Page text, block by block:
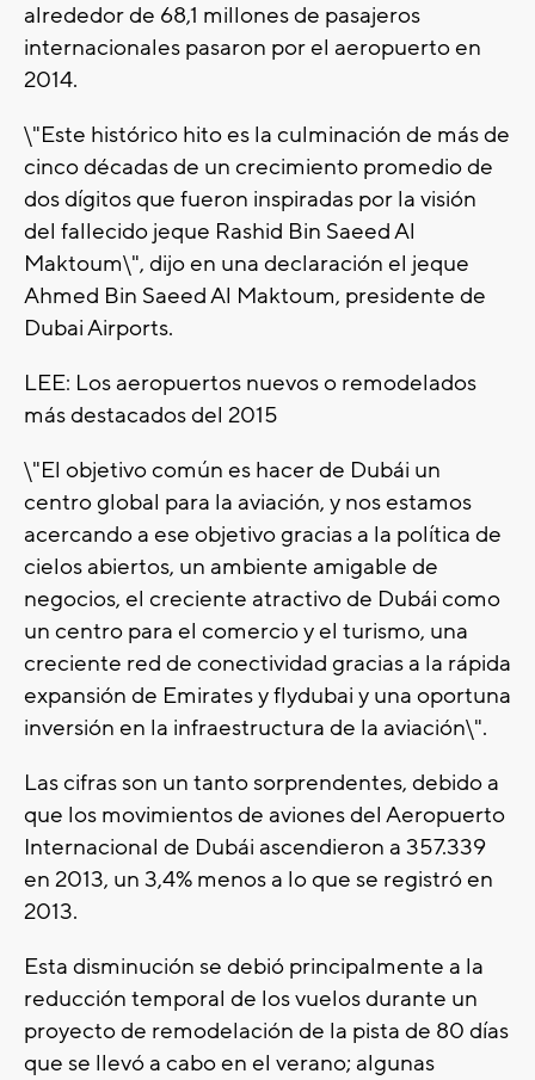
alrededor de 68,1 millones de pasajeros
internacionales pasaron por el aeropuerto en
2014.
\"Este histórico hito es la culminación de más de
cinco décadas de un crecimiento promedio de
dos dígitos que fueron inspiradas por la visión
del fallecido jeque Rashid Bin Saeed Al
Maktoum\", dijo en una declaración el jeque
Ahmed Bin Saeed Al Maktoum, presidente de
Dubai Airports.
LEE: Los aeropuertos nuevos o remodelados
más destacados del 2015
\"El objetivo común es hacer de Dubái un
centro global para la aviación, y nos estamos
acercando a ese objetivo gracias a la política de
cielos abiertos, un ambiente amigable de
negocios, el creciente atractivo de Dubái como
un centro para el comercio y el turismo, una
creciente red de conectividad gracias a la rápida
expansión de Emirates y flydubai y una oportuna
inversión en la infraestructura de la aviación\".
Las cifras son un tanto sorprendentes, debido a
que los movimientos de aviones del Aeropuerto
Internacional de Dubái ascendieron a 357.339
en 2013, un 3,4% menos a lo que se registró en
2013.
Esta disminución se debió principalmente a la
reducción temporal de los vuelos durante un
proyecto de remodelación de la pista de 80 días
que se llevó a cabo en el verano; algunas